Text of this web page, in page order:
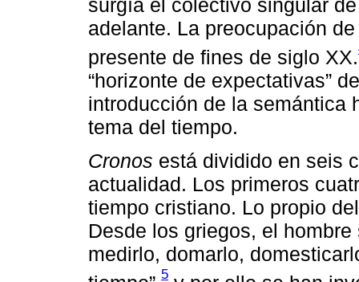
surgía el colectivo singular
adelante. La preocupación
presente de fines de siglo XX.
“horizonte de expectativas”
introducción de la semántica
tema del tiempo.
Cronos está dividido en seis
actualidad. Los primeros
tiempo cristiano. Lo propio
Desde los griegos, el
medirlo, domarlo,
5